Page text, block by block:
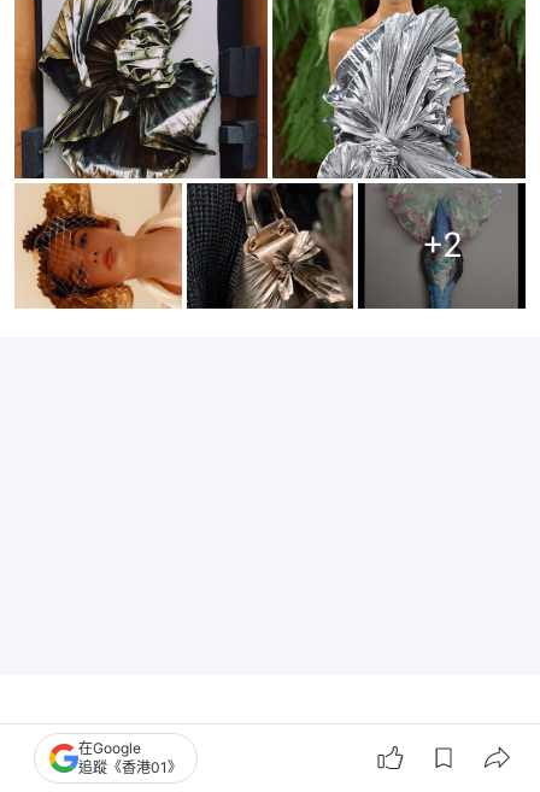
+2
在Google
追蹤《香港01》